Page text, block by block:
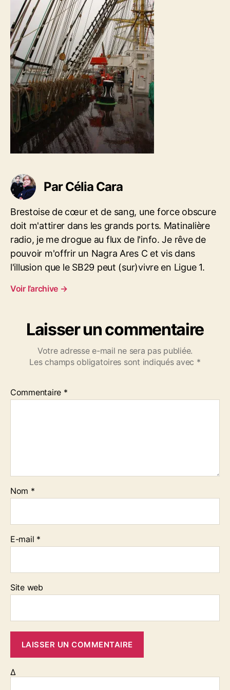
t
i
c
l
e
c
l
e
Par Célia Cara
Brestoise de cœur et de sang, une force obscure
doit m'attirer dans les grands ports. Matinalière
radio, je me drogue au flux de l'info. Je rêve de
pouvoir m'offrir un Nagra Ares C et vis dans
l'illusion que le SB29 peut (sur)vivre en Ligue 1.
Voir l’archive →
Laisser un commentaire
Votre adresse e-mail ne sera pas publiée.
Les champs obligatoires sont indiqués avec *
Commentaire *
Nom *
E-mail *
Site web
Δ